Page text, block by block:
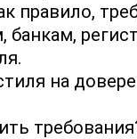
правило,
банкам,
на